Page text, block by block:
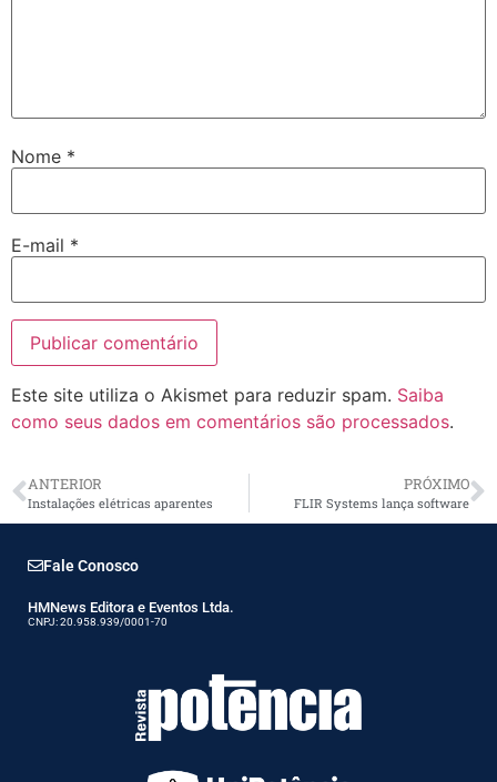
Nome *
E-mail *
Este site utiliza o Akismet para reduzir spam. Saiba
como seus dados em comentários são processados.
ANTERIOR
Instalações elétricas aparentes
PRÓXIMO
FLIR Systems lança software
Fale Conosco
HMNews Editora e Eventos Ltda.
CNPJ: 20.958.939/0001-70